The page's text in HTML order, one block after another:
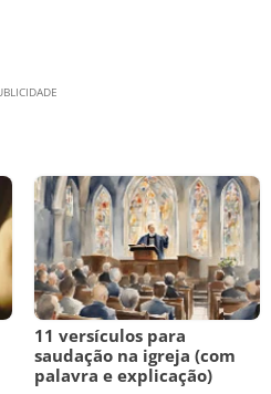
11 versículos para
saudação na igreja (com
palavra e explicação)